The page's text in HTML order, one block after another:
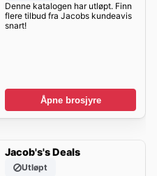
Denne katalogen har utløpt. Finn
flere tilbud fra Jacobs kundeavis
snart!
Åpne brosjyre
Jacob's's Deals
Utløpt